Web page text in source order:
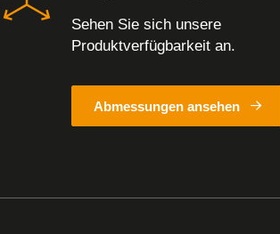
Sehen Sie sich unsere
Produktverfügbarkeit an.
Abmessungen ansehen